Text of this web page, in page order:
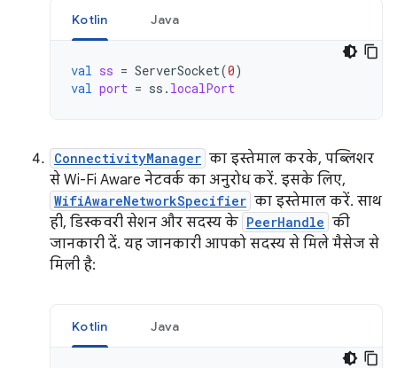
Kotlin Java
val ss = ServerSocket(0)
val port = ss . localPort
ConnectivityManager का इस्तेमाल करके, पब्लिशर
से Wi-Fi Aware नेटवर्क का अनुरोध करें. इसके लिए,
WifiAwareNetworkSpecifier का इस्तेमाल करें. साथ
ही, डिस्कवरी सेशन और सदस्य के PeerHandle की
जानकारी दें. यह जानकारी आपको सदस्य से मिले मैसेज से
मिली है:
Kotlin Java